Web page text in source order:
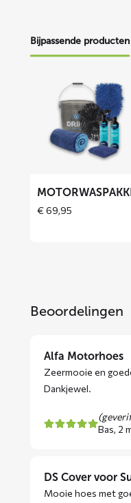
Bijpassende producten
Motorwaspakket
€69,95
Beoordelingen
Alfa Motorhoes
Zeermooie en
Dankjewel.
Bas, 2
DS Cover voor
Mooie hoes met